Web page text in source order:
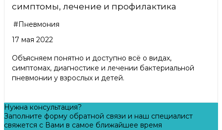
симптомы, лечение и профилактика
#Пневмония
17 мая 2022
Объясняем понятно и доступно всё о видах,
симптомах, диагностике и лечении бактериальной
пневмонии у взрослых и детей.
Нужна консультация?
Заполните форму обратной связи и наш специалист
свяжется с Вами в самое ближайшее время